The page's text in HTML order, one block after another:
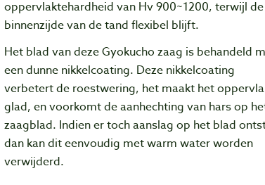
oppervlaktehardheid van Hv 900~1200, terwijl de
binnenzijde van de tand flexibel blijft.
Het blad van deze Gyokucho zaag is behandeld
een dunne nikkelcoating. Deze nikkelcoating
verbetert de roestwering, het maakt het
glad, en voorkomt de aanhechting van hars op
zaagblad. Indien er toch aanslag op het blad
dan kan dit eenvoudig met warm water worden
verwijderd.